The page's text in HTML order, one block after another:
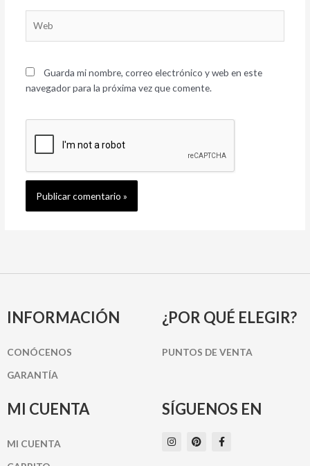
Guarda mi nombre, correo electrónico y web en este
navegador para la próxima vez que comente.
INFORMACIÓN
CONÓCENOS
GARANTÍA
¿POR QUÉ ELEGIR?
PUNTOS DE VENTA
MI CUENTA
MI CUENTA
SÍGUENOS EN
I
n
P
i
F
a